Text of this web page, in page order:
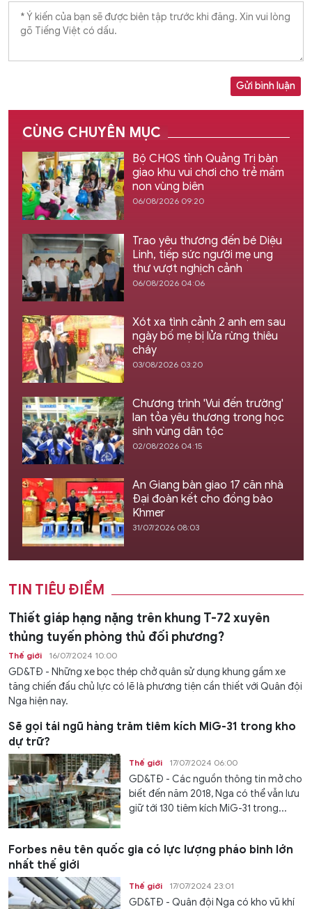
Gửi bình luận
CÙNG CHUYÊN MỤC
Bộ CHQS tỉnh Quảng Trị bàn
giao khu vui chơi cho trẻ mầm
non vùng biên
06/08/2026 09:20
Trao yêu thương đến bé Diệu
Linh, tiếp sức người mẹ ung
thư vượt nghịch cảnh
06/08/2026 04:06
Xót xa tình cảnh 2 anh em sau
ngày bố mẹ bị lửa rừng thiêu
cháy
03/08/2026 03:20
Chương trình 'Vui đến trường'
lan tỏa yêu thương trong học
sinh vùng dân tộc
02/08/2026 04:15
An Giang bàn giao 17 căn nhà
Đại đoàn kết cho đồng bào
Khmer
31/07/2026 08:03
TIN TIÊU ĐIỂM
Thiết giáp hạng nặng trên khung T-72 xuyên
thủng tuyến phòng thủ đối phương?
Thế giới 16/07/2024 10:00
GD&TĐ - Những xe bọc thép chở quân sử dụng khung gầm xe
tăng chiến đấu chủ lực có lẽ là phương tiện cần thiết với Quân đội
Nga hiện nay.
Sẽ gọi tái ngũ hàng trăm tiêm kích MiG-31 trong kho
dự trữ?
Thế giới 17/07/2024 06:00
GD&TĐ - Các nguồn thông tin mở cho
biết đến năm 2018, Nga có thể vẫn lưu
giữ tới 130 tiêm kích MiG-31 trong...
Forbes nêu tên quốc gia có lực lượng pháo binh lớn
nhất thế giới
Thế giới 17/07/2024 23:01
GD&TĐ - Quân đội Nga có kho vũ khí